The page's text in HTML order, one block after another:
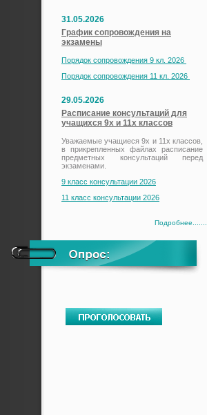
31.05.2026
График сопровождения на
экзамены
Порядок сопровождения 9 кл. 2026
Порядок сопровождения 11 кл. 2026
29.05.2026
Расписание консультаций для
учащихся 9х и 11х классов
Уважаемые учащиеся 9х и 11х классов,
в прикрепленных файлах расписание
предметных консультаций перед
экзаменами.
9 класс консультации 2026
11 класс консультации 2026
Подробнее.......